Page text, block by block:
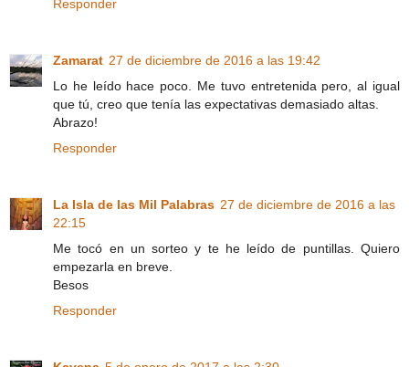
Responder
Zamarat 27 de diciembre de 2016 a las 19:42
Lo he leído hace poco. Me tuvo entretenida pero, al igual
que tú, creo que tenía las expectativas demasiado altas.
Abrazo!
Responder
La Isla de las Mil Palabras 27 de diciembre de 2016 a las
22:15
Me tocó en un sorteo y te he leído de puntillas. Quiero
empezarla en breve.
Besos
Responder